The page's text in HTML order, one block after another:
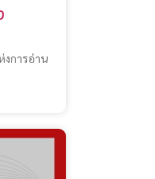
งการอ่าน